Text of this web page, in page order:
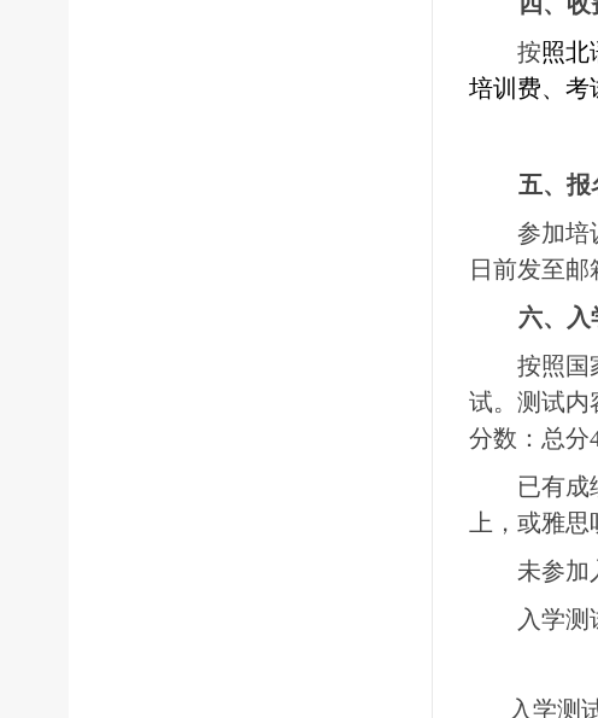
按照北
培训费、考
五、报
参加培
日前发至邮
六、入
按照国
试。测试内
分数：总分
已有成
上，或雅
未参加
入学
入学测